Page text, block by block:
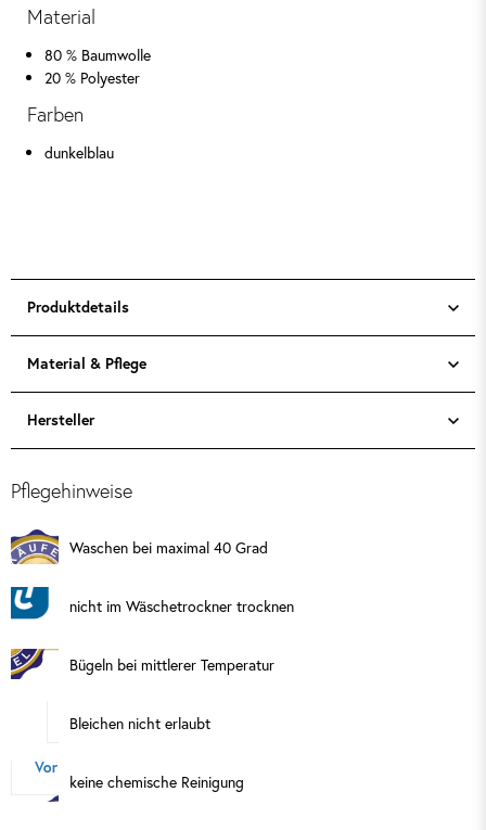
Produktdetails
Material & Pflege
Hersteller
Material
80 % Baumwolle
20 % Polyester
Farben
dunkelblau
Pflegehinweise
Waschen bei maximal 40 Grad
nicht im Wäschetrockner trocknen
Bügeln bei mittlerer Temperatur
Bleichen nicht erlaubt
keine chemische Reinigung